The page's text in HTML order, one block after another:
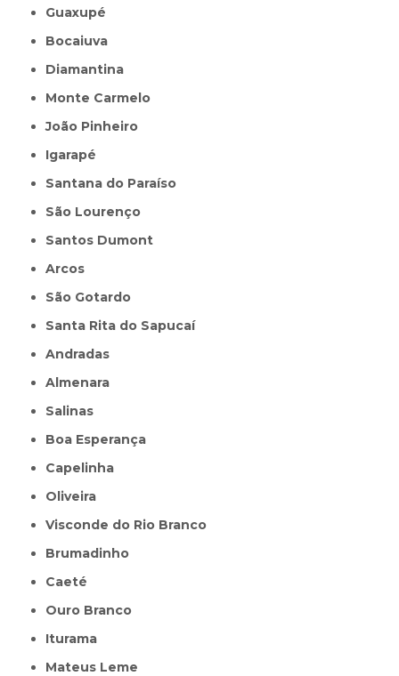
Guaxupé
Bocaiuva
Diamantina
Monte Carmelo
João Pinheiro
Igarapé
Santana do Paraíso
São Lourenço
Santos Dumont
Arcos
São Gotardo
Santa Rita do Sapucaí
Andradas
Almenara
Salinas
Boa Esperança
Capelinha
Oliveira
Visconde do Rio Branco
Brumadinho
Caeté
Ouro Branco
Iturama
Mateus Leme